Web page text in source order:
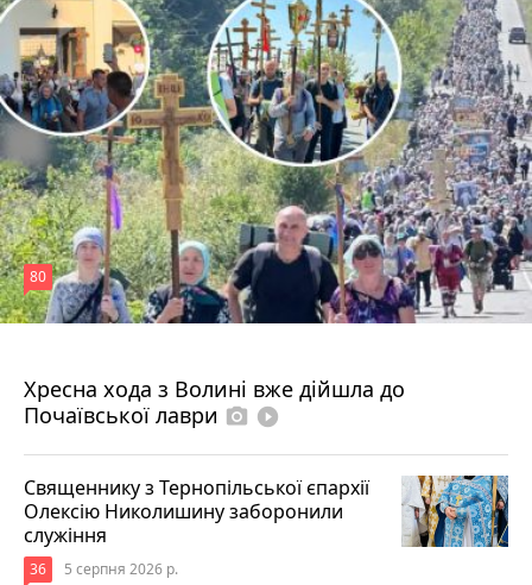
Хресна хода з Волині вже дійшла до
Почаївської лаври photo_camera play_circle_filled
80
Священнику з Тернопільської єпархії
Олексію Николишину заборонили
служіння
36 5 серпня 2026 р.